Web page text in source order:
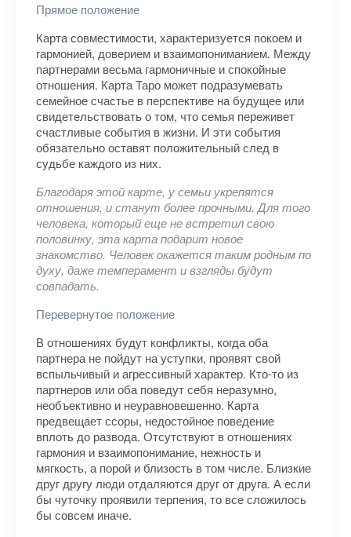
Прямое положение
Карта совместимости, характеризуется покоем и
гармонией, доверием и взаимопониманием. Между
партнерами весьма гармоничные и спокойные
отношения. Карта Таро может подразумевать
семейное счастье в перспективе на будущее или
свидетельствовать о том, что семья переживет
счастливые события в жизни. И эти события
обязательно оставят положительный след в
судьбе каждого из них.
Благодаря этой карте, у семьи укрепятся
отношения, и станут более прочными. Для того
человека, который еще не встретил свою
половинку, эта карта подарит новое
знакомство. Человек окажется таким родным по
духу, даже темперамент и взгляды будут
совпадать.
Перевернутое положение
В отношениях будут конфликты, когда оба
партнера не пойдут на уступки, проявят свой
вспыльчивый и агрессивный характер. Кто-то из
партнеров или оба поведут себя неразумно,
необъективно и неуравновешенно. Карта
предвещает ссоры, недостойное поведение
вплоть до развода. Отсутствуют в отношениях
гармония и взаимопонимание, нежность и
мягкость, а порой и близость в том числе. Близкие
друг другу люди отдаляются друг от друга. А если
бы чуточку проявили терпения, то все сложилось
бы совсем иначе.